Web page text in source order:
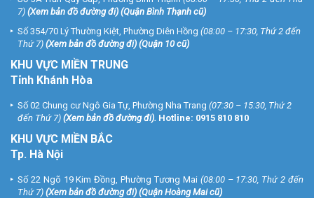
7) (Xem bản đồ đường đi) (Quận Bình Thạnh cũ)
Số 354/70 Lý Thường Kiệt, Phường Diên Hồng (08:00 – 17:30, Thứ 2 đến
Thứ 7) (Xem bản đồ đường đi) (Quận 10 cũ)
KHU VỰC MIỀN TRUNG
Tỉnh Khánh Hòa
Số 02 Chung cư Ngô Gia Tự, Phường Nha Trang (07:30 – 15:30, Thứ 2
đến Thứ 7) (Xem bản đồ đường đi). Hotline: 0915 810 810
KHU VỰC MIỀN BẮC
Tp. Hà Nội
Số 22 Ngõ 19 Kim Đồng, Phường Tương Mai (08:00 – 17:30, Thứ 2 đến
Thứ 7) (Xem bản đồ đường đi) (Quận Hoàng Mai cũ)